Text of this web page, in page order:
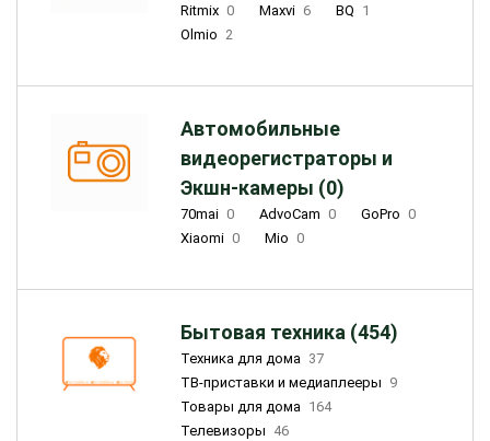
Ritmix 0 Maxvi 6 BQ 1
Olmio 2
Автомобильные
видеорегистраторы и
Экшн-камеры (0)
70mai 0 AdvoCam 0 GoPro 0
Xiaomi 0 Mio 0
Бытовая техника (454)
Техника для дома 37
ТВ-приставки и медиаплееры 9
Товары для дома 164
Телевизоры 46